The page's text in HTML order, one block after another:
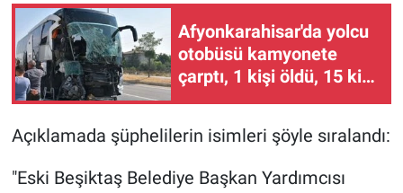
Afyonkarahisar'da yolcu
otobüsü kamyonete
çarptı, 1 kişi öldü, 15 kişi
yaralandı
Açıklamada şüphelilerin isimleri şöyle sıralandı:
"Eski Beşiktaş Belediye Başkan Yardımcısı